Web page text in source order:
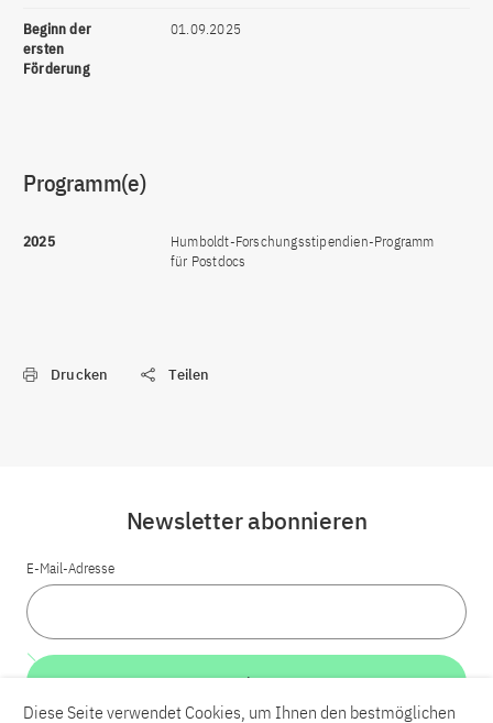
Beginn der
ersten
Förderung
01.09.2025
Programm(e)
2025
Humboldt-Forschungsstipendien-Programm
für Postdocs
Drucken Teilen
Newsletter abonnieren
E-Mail-Adresse
Weiter
Diese Seite verwendet Cookies, um Ihnen den bestmöglichen